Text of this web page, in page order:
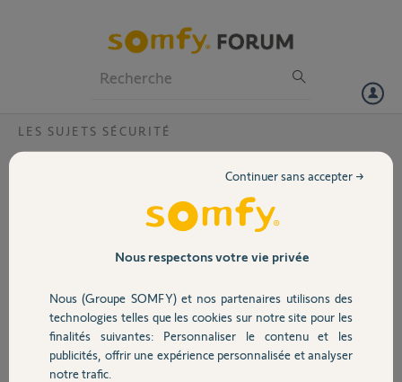
Volet
Sécurité
Domotique
LES SUJETS SÉCURITÉ
J'ai perdu mes codes d'accès installateur et utilisateur.
Comment peut on les récupérer ?
Eric
il y a plus de 6 ans
Participer au fil de discussion
Nous respectons votre vie privée
Nous (Groupe SOMFY) et nos partenaires utilisons des
technologies telles que les cookies sur notre site pour les
finalités suivantes: Personnaliser le contenu et les
publicités, offrir une expérience personnalisée et analyser
notre trafic.
Continuer sans accepter →